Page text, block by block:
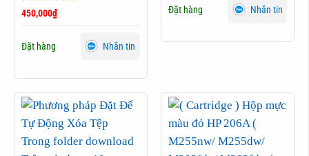
Được xếp
450,000₫
Đặt hàng Nhắn tin
Đặt hàng Nhắn tin